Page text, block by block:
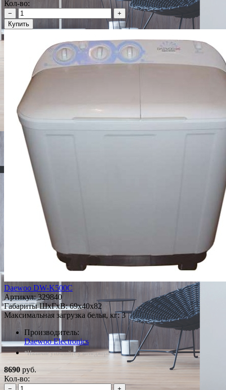
Кол-во:
−
+
Купить
Daewoo DW-K500C
Артикул:329840
Габариты ШxГxВ: 69x40x82
Максимальная загрузка белья, кг: 3
Производитель:
Daewoo Electronics
*Наличие уточняйте у менеджера
8690 руб.
Кол-во: